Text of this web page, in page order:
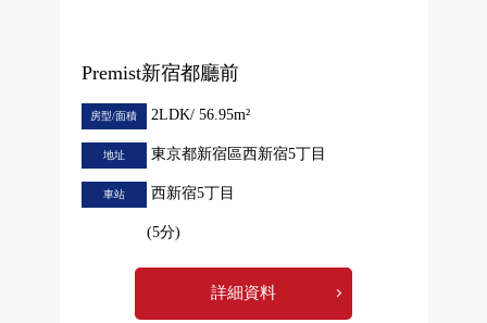
Premist新宿都廳前
房型/面積 2LDK/ 56.95m²
地址 東京都新宿區西新宿5丁目
車站 西新宿5丁目
(5分)
詳細資料